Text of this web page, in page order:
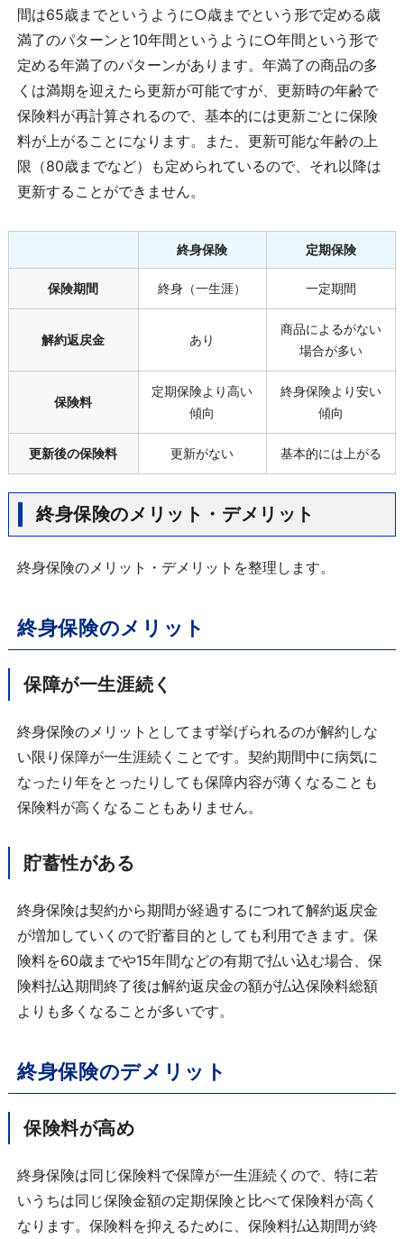
間は65歳までというように○歳までという形で定める歳
満了のパターンと10年間というように○年間という形で
定める年満了のパターンがあります。年満了の商品の多
くは満期を迎えたら更新が可能ですが、更新時の年齢で
保険料が再計算されるので、基本的には更新ごとに保険
料が上がることになります。また、更新可能な年齢の上
限（80歳までなど）も定められているので、それ以降は
更新することができません。
終身保険 定期保険
保険期間 終身（一生涯） 一定期間
解約返戻金 あり
商品によるがない
場合が多い
保険料
定期保険より高い
傾向
終身保険より安い
傾向
更新後の保険料 更新がない 基本的には上がる
終身保険のメリット・デメリット
終身保険のメリット・デメリットを整理します。
終身保険のメリット
保障が一生涯続く
終身保険のメリットとしてまず挙げられるのが解約しな
い限り保障が一生涯続くことです。契約期間中に病気に
なったり年をとったりしても保障内容が薄くなることも
保険料が高くなることもありません。
貯蓄性がある
終身保険は契約から期間が経過するにつれて解約返戻金
が増加していくので貯蓄目的としても利用できます。保
険料を60歳までや15年間などの有期で払い込む場合、保
険料払込期間終了後は解約返戻金の額が払込保険料総額
よりも多くなることが多いです。
終身保険のデメリット
保険料が高め
終身保険は同じ保険料で保障が一生涯続くので、特に若
いうちは同じ保険金額の定期保険と比べて保険料が高く
なります。保険料を抑えるために、保険料払込期間が終